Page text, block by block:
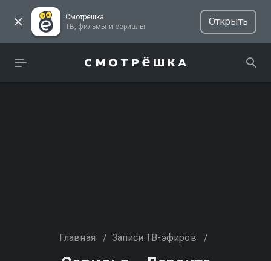
Смотрёшка
ТВ, фильмы и сериалы
Открыть
Главная / Записи ТВ-эфиров /